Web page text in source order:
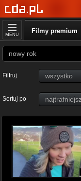
MENU Filmy premium
Filtruj
Sortuj po